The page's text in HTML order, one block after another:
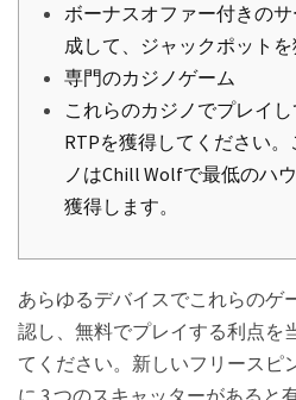
ボーナスオファー付きの
成して、ジャックポット
専門のカジノゲーム
これらのカジノでプレイ
RTPを獲得してください
ノはChill Wolfで最低のハ
獲得します。
あらゆるデバイスでこれらのゲ
認し、無料でプレイする利点を
てください。新しいフリースピ
に 3 つのスキャッターがあると